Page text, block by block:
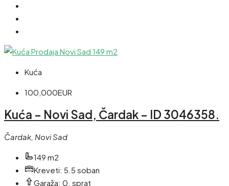
Kuća
100,000EUR
Kuća – Novi Sad, Čardak – ID 3046358.
Čardak, Novi Sad
149 m2
Kreveti: 5.5 soban
Garaža: 0. sprat